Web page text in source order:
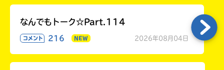
なんでもトーク☆Part.114
コメント 216 NEW 2026年08月04日